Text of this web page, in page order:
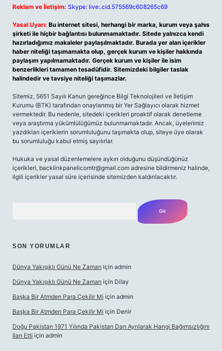
Reklam ve İletişim: Skype: live:.cid.575569c608265c69
Yasal Uyarı: Bu internet sitesi, herhangi bir marka, kurum veya şahıs
şirketi ile hiçbir bağlantısı bulunmamaktadır. Sitede yalnızca kendi
hazırladığımız makaleler paylaşılmaktadır. Burada yer alan içerikler
haber niteliği taşımamakta olup, gerçek kurum ve kişiler hakkında
paylaşım yapılmamaktadır. Gerçek kurum ve kişiler ile isim
benzerlikleri tamamen tesadüfidir. Sitemizdeki bilgiler taslak
halindedir ve tavsiye niteliği taşımazlar.
Sitemiz, 5651 Sayılı Kanun gereğince Bilgi Teknolojileri ve İletişim
Kurumu (BTK) tarafından onaylanmış bir Yer Sağlayıcı olarak hizmet
vermektedir. Bu nedenle, sitedeki içerikleri proaktif olarak denetleme
veya araştırma yükümlülüğümüz bulunmamaktadır. Ancak, üyelerimiz
yazdıkları içeriklerin sorumluluğunu taşımakta olup, siteye üye olarak
bu sorumluluğu kabul etmiş sayılırlar.
Hukuka ve yasal düzenlemelere aykırı olduğunu düşündüğünüz
içerikleri, backlinkpanelicomtr@gmail.com adresine bildirmeniz halinde,
ilgili içerikler yasal süre içerisinde sitemizden kaldırılacaktır.
SON YORUMLAR
Dünya Yakışıklı Günü Ne Zaman için admin
Dünya Yakışıklı Günü Ne Zaman için Dilay
Başka Bir Atmden Para Çekilir Mi için admin
Başka Bir Atmden Para Çekilir Mi için Denir
Doğu Pakistan 1971 Yılında Pakistan Dan Ayrılarak Hangi Bağımsızlığını
Ilan Etti için admin